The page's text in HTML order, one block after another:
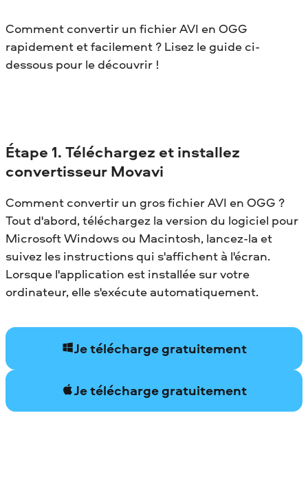
Comment convertir un fichier AVI en OGG
rapidement et facilement ? Lisez le guide ci-
dessous pour le découvrir !
Étape 1. Téléchargez et installez
convertisseur Movavi
Comment convertir un gros fichier AVI en OGG ?
Tout d'abord, téléchargez la version du logiciel pour
Microsoft Windows ou Macintosh, lancez-la et
suivez les instructions qui s'affichent à l'écran.
Lorsque l'application est installée sur votre
ordinateur, elle s'exécute automatiquement.
Je télécharge gratuitement
Je télécharge gratuitement